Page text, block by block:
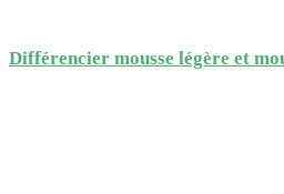
Différencier mousse légère et